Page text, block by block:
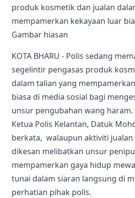
produk kosmetik dan jualan
mempamerkan kekayaan luar
Gambar hiasan
KOTA BHARU - Polis sedang
segelintir pengasas produk
dalam talian yang
biasa di media sosial bagi
unsur pengubahan wang haram.
Ketua Polis Kelantan, Datuk
berkata, walaupun aktiviti
dikesan melibatkan unsur
mempamerkan gaya hidup
tunai dalam siaran langsung di
perhatian pihak polis.